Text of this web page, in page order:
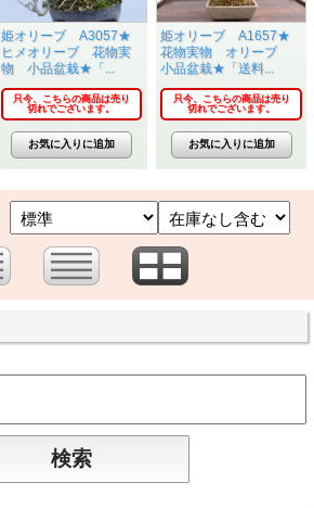
姫オリーブ A3057★
ヒメオリーブ 花物実
物 小品盆栽★「...
只今、こちらの商品は売り
切れでございます。
姫オリーブ A1657★
花物実物 オリーブ
小品盆栽★「送料...
只今、こちらの商品は売り
切れでございます。